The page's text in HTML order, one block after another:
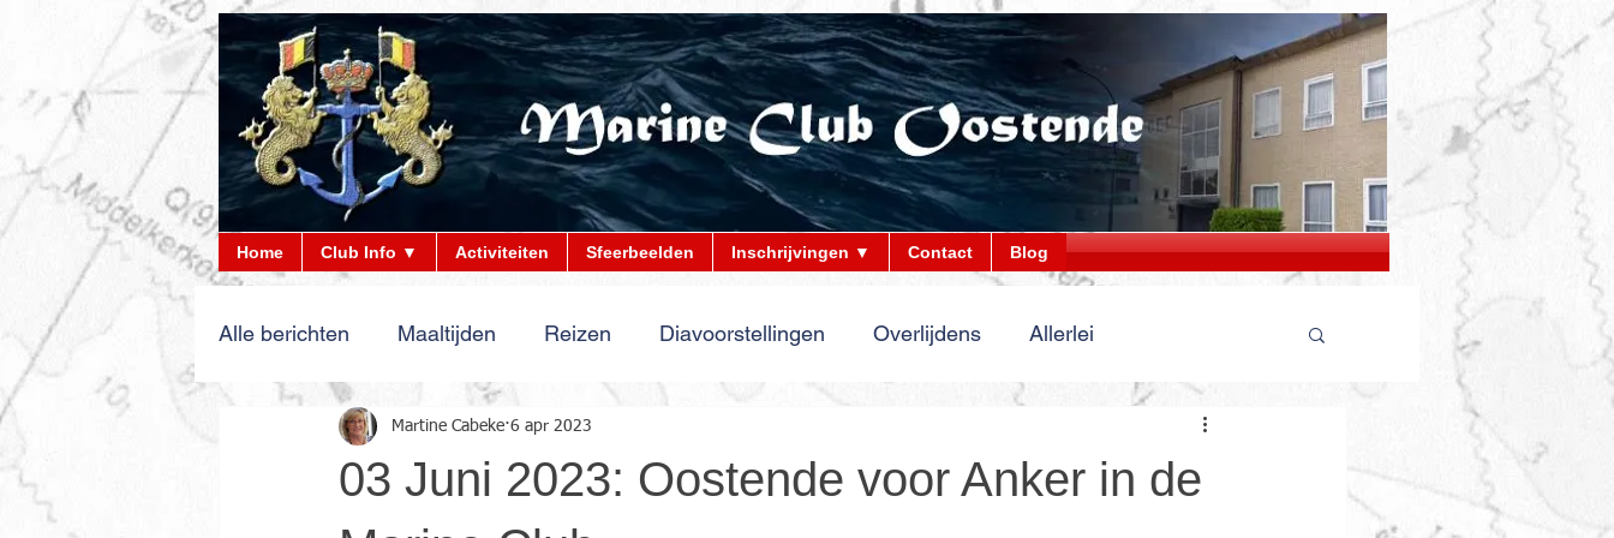
Alle berichten Maaltijden Reizen Diavoorstellingen Overlijdens Allerlei
03 Juni 2023: Oostende voor Anker in de
Martine Cabeke 6 apr 2023
Home Club Info ▼ Activiteiten Sfeerbeelden Inschrijvingen ▼ Contact Blog